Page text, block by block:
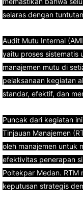
selaras dengan
Audit Mutu Internal
yaitu proses sistematis
manajemen mutu di
pelaksanaan kegiatan
standar, efektif, dan
Puncak dari kegiatan
Tinjauan Manajemen
oleh manajemen untuk
efektivitas penerapan
Poltekpar Medan. RTM
keputusan strategis